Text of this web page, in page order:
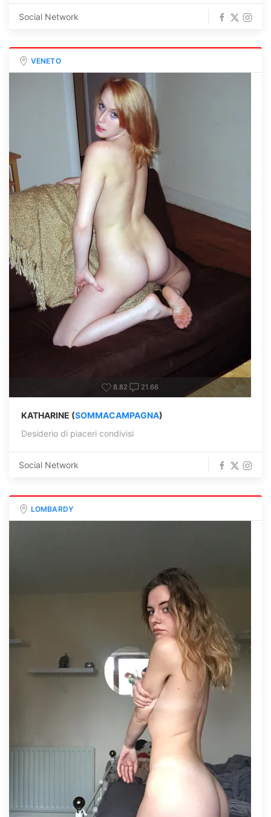
Social Network
VENETO
8.82 21.66
KATHARINE (SOMMACAMPAGNA)
Desiderio di piaceri condivisi
Social Network
LOMBARDY